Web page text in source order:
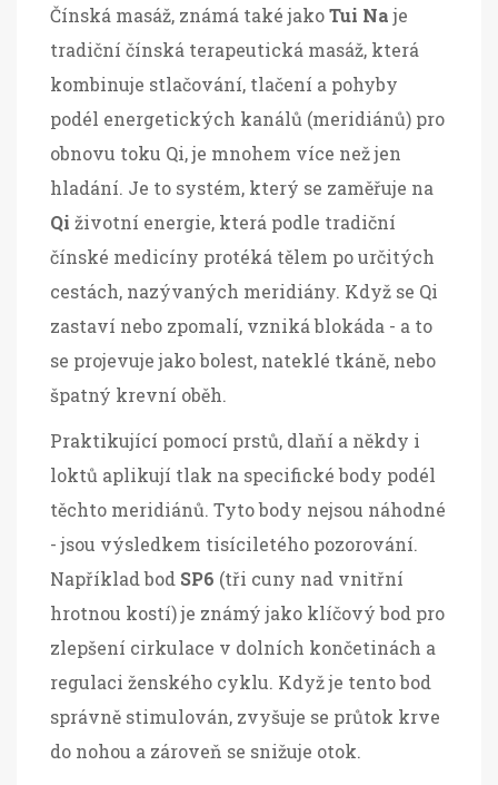
Čínská masáž, známá také jakoTui Na je
tradiční čínská terapeutická masáž, která
kombinuje stlačování, tlačení a pohyby
podél energetických kanálů (meridiánů) pro
obnovu toku Qi, je mnohem více než jen
hladání. Je to systém, který se zaměřuje na
Qi životní energie, která podle tradiční
čínské medicíny protéká tělem po určitých
cestách, nazývaných meridiány. Když se Qi
zastaví nebo zpomalí, vzniká blokáda - a to
se projevuje jako bolest, nateklé tkáně, nebo
špatný krevní oběh.
Praktikující pomocí prstů, dlaňí a někdy i
loktů aplikují tlak na specifické body podél
těchto meridiánů. Tyto body nejsou náhodné
- jsou výsledkem tisíciletého pozorování.
Například bod SP6 (tři cuny nad vnitřní
hrotnou kostí) je známý jako klíčový bod pro
zlepšení cirkulace v dolních končetinách a
regulaci ženského cyklu. Když je tento bod
správně stimulován, zvyšuje se průtok krve
do nohou a zároveň se snižuje otok.